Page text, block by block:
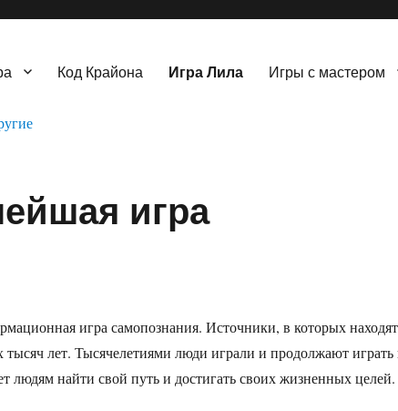
Чакра, код Крайона и другие
Код Крайона Игра Лила Игры с мастером
игра
игра самопознания. Источники, в которых находят
лет. Тысячелетиями люди играли и продолжают играть
найти свой путь и достигать своих жизненных целей.